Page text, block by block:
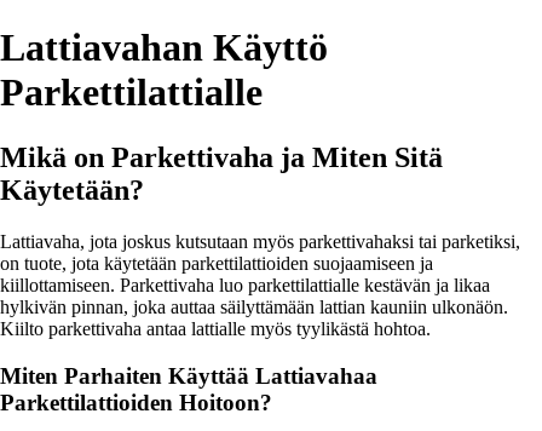
Lattiavahan Käyttö
Parkettilattialle
Mikä on Parkettivaha ja Miten Sitä
Käytetään?
Lattiavaha, jota joskus kutsutaan myös parkettivahaksi tai parketiksi,
on tuote, jota käytetään parkettilattioiden suojaamiseen ja
kiillottamiseen. Parkettivaha luo parkettilattialle kestävän ja likaa
hylkivän pinnan, joka auttaa säilyttämään lattian kauniin ulkonäön.
Kiilto parkettivaha antaa lattialle myös tyylikästä hohtoa.
Miten Parhaiten Käyttää Lattiavahaa
Parkettilattioiden Hoitoon?